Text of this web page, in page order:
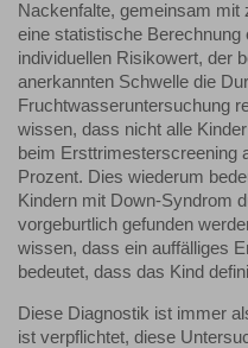
Nackenfalte, gemeinsam
eine statistische Berechnung
individuellen Risikowert, der
anerkannten Schwelle die
Fruchtwasseruntersuchung
wissen, dass nicht alle
beim Ersttrimesterscreening
Prozent. Dies wiederum
Kindern mit Down-Syndrom
vorgeburtlich gefunden
wissen, dass ein auffälliges
bedeutet, dass das Kind
Diese Diagnostik ist immer
ist verpflichtet, diese